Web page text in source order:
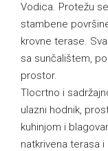
Vodica. Protežu
stambene
krovne terase.
sa sunčalištem,
prostor.
Tlocrtno i
ulazni hodnik,
kuhinjom i
natkrivena terasa